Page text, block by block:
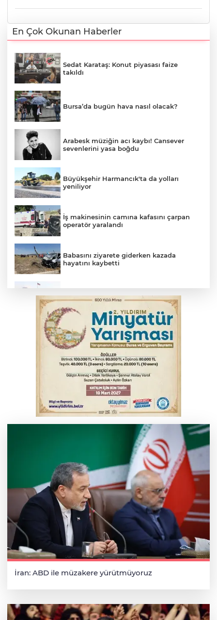
En Çok Okunan Haberler
Sedat Karataş: Konut piyasası faize
takıldı
Bursa’da bugün hava nasıl olacak?
Arabesk müziğin acı kaybı! Cansever
sevenlerini yasa boğdu
Büyükşehir Harmancık'ta da yolları
yeniliyor
İş makinesinin camına kafasını çarpan
operatör yaralandı
Babasını ziyarete giderken kazada
hayatını kaybetti
savaşı
Bursa'da Mustafa Keser'den müzik ve
kahkaha dolu gece
İnegöl'de orman yangını; Havadan ve
karadan müdahale başlatıldı
Bursa'da korkutan kazada 4 yaralı
İran: ABD ile müzakere yürütmüyoruz